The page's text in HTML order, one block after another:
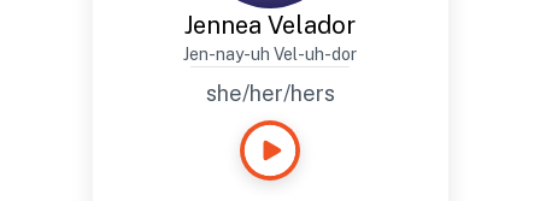
Jennea Velador
Jen-nay-uh Vel-uh-dor
she/her/hers